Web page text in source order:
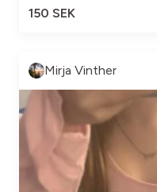
150 SEK
Mirja Vinther